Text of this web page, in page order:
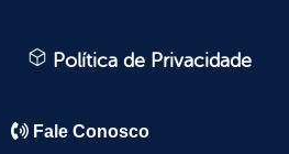
Política de Privacidade
Fale Conosco